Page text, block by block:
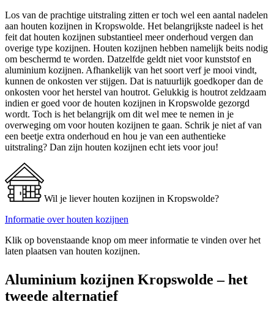
Los van de prachtige uitstraling zitten er toch wel een aantal nadelen
aan houten kozijnen in Kropswolde. Het belangrijkste nadeel is het
feit dat houten kozijnen substantieel meer onderhoud vergen dan
overige type kozijnen. Houten kozijnen hebben namelijk beits nodig
om beschermd te worden. Datzelfde geldt niet voor kunststof en
aluminium kozijnen. Afhankelijk van het soort verf je mooi vindt,
kunnen de onkosten ver stijgen. Dat is natuurlijk goedkoper dan de
onkosten voor het herstel van houtrot. Gelukkig is houtrot zeldzaam
indien er goed voor de houten kozijnen in Kropswolde gezorgd
wordt. Toch is het belangrijk om dit wel mee te nemen in je
overweging om voor houten kozijnen te gaan. Schrik je niet af van
een beetje extra onderhoud en hou je van een authentieke
uitstraling? Dan zijn houten kozijnen echt iets voor jou!
Wil je liever houten kozijnen in Kropswolde?
Informatie over houten kozijnen
Klik op bovenstaande knop om meer informatie te vinden over het
laten plaatsen van houten kozijnen.
Aluminium kozijnen Kropswolde – het
tweede alternatief